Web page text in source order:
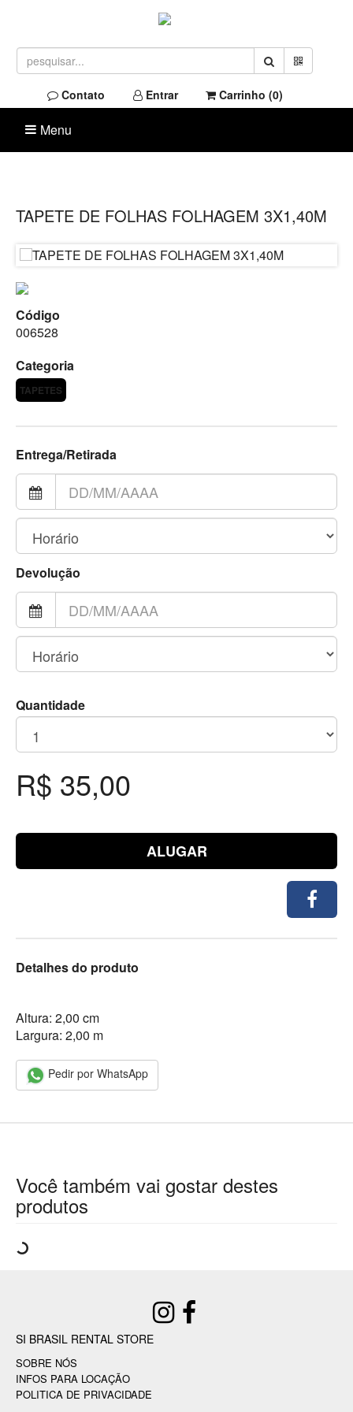
Contato Entrar Carrinho (0)
Menu
TAPETE DE FOLHAS FOLHAGEM 3X1,40M
Código
006528
Categoria
TAPETES
Entrega/Retirada
Devolução
Quantidade
R$ 35,00
ALUGAR
Detalhes do produto
Altura: 2,00 cm
Largura: 2,00 m
Pedir por WhatsApp
Você também vai gostar destes
produtos
SI BRASIL RENTAL STORE
SOBRE NÓS
INFOS PARA LOCAÇÃO
POLITICA DE PRIVACIDADE